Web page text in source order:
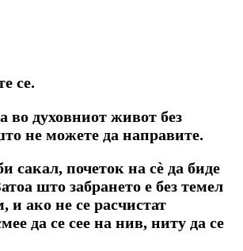
се.
во духовниот живот без
не можете да направите.
сакал, почеток на сѐ да биде
што забрането е без темел
и ако не се расчистат
да се сее на нив, ниту да се